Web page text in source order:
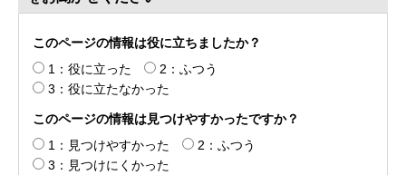
このページの情報は役に立ちましたか？
1：役に立った
2：ふつう
3：役に立たなかった
このページの情報は見つけやすかったですか？
1：見つけやすかった
2：ふつう
3：見つけにくかった